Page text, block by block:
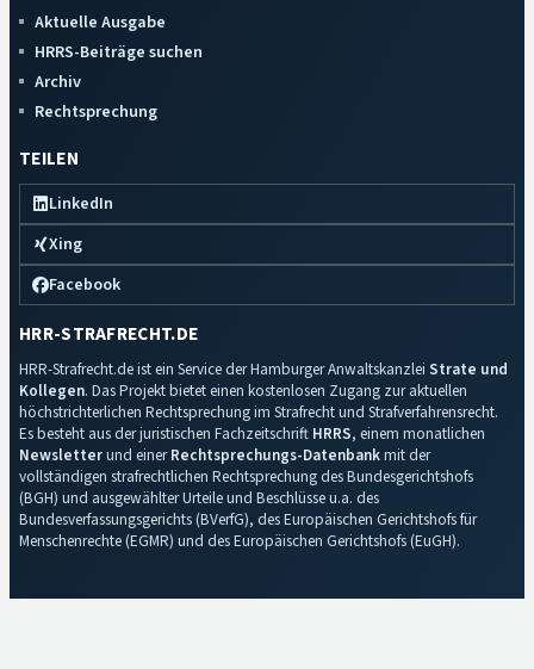
Aktuelle Ausgabe
HRRS-Beiträge suchen
Archiv
Rechtsprechung
TEILEN
LinkedIn
Xing
Facebook
HRR-STRAFRECHT.DE
HRR-Strafrecht.de ist ein Service der Hamburger Anwaltskanzlei Strate und
Kollegen. Das Projekt bietet einen kostenlosen Zugang zur aktuellen
höchstrichterlichen Rechtsprechung im Strafrecht und Strafverfahrensrecht.
Es besteht aus der juristischen Fachzeitschrift HRRS, einem monatlichen
Newsletterund einerRechtsprechungs-Datenbankmit der
vollständigen strafrechtlichen Rechtsprechung des Bundesgerichtshofs
(BGH) und ausgewählter Urteile und Beschlüsse u.a. des
Bundesverfassungsgerichts (BVerfG), des Europäischen Gerichtshofs für
Menschenrechte (EGMR) und des Europäischen Gerichtshofs (EuGH).